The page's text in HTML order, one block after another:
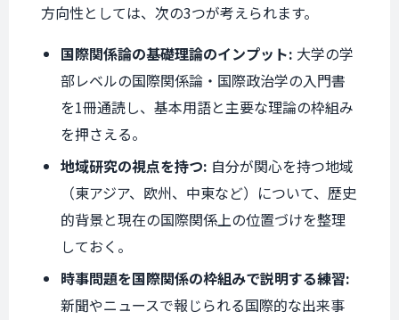
方向性としては、次の3つが考えられます。
国際関係論の基礎理論のインプット: 大学の学
部レベルの国際関係論・国際政治学の入門書
を1冊通読し、基本用語と主要な理論の枠組み
を押さえる。
地域研究の視点を持つ: 自分が関心を持つ地域
（東アジア、欧州、中東など）について、歴史
的背景と現在の国際関係上の位置づけを整理
しておく。
時事問題を国際関係の枠組みで説明する練習:
新聞やニュースで報じられる国際的な出来事